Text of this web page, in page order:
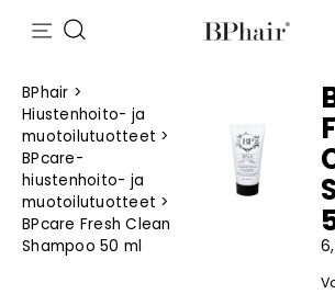
BPhair >
Hiustenhoito- ja
muotoilutuotteet >
BPcare-
hiustenhoito- ja
muotoilutuotteet >
BPcare Fresh Clean
Shampoo 50 ml